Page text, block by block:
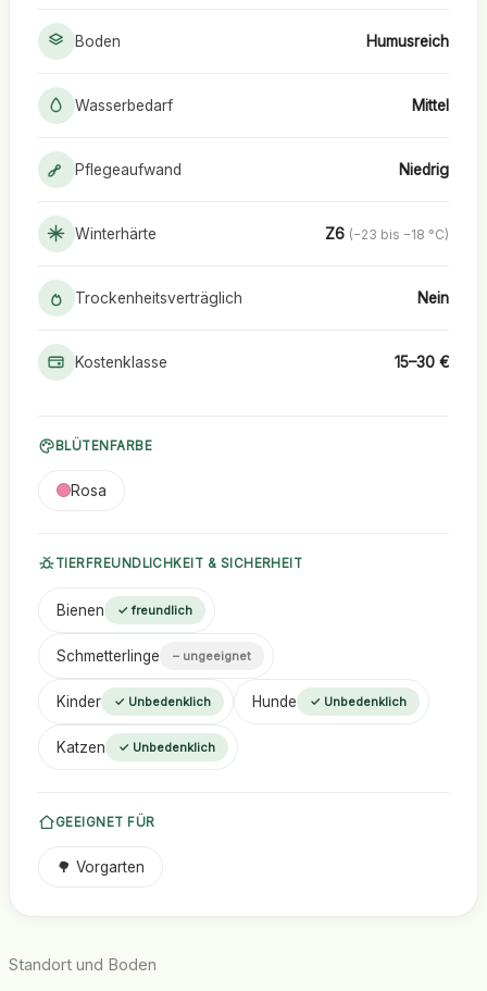
Boden Humusreich
Wasserbedarf Mittel
Pflegeaufwand Niedrig
Winterhärte Z6 (−23 bis −18 °C)
Trockenheitsverträglich Nein
Kostenklasse 15–30 €
BLÜTENFARBE
Rosa
TIERFREUNDLICHKEIT & SICHERHEIT
Bienen ✓ freundlich
Schmetterlinge – ungeeignet
Kinder ✓ Unbedenklich Hunde ✓ Unbedenklich
Katzen ✓ Unbedenklich
GEEIGNET FÜR
🌳 Vorgarten
Standort und Boden